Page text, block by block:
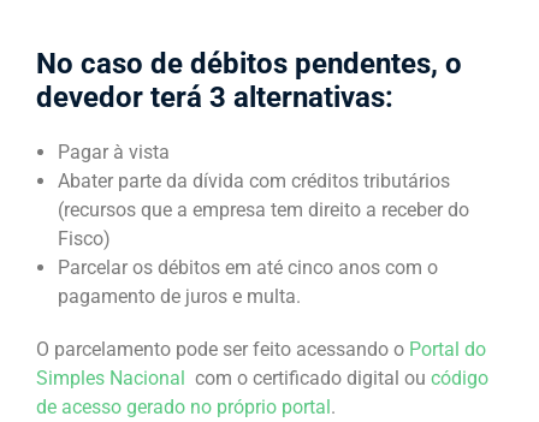
No caso de débitos pendentes, o
devedor terá 3 alternativas:
Pagar à vista
Abater parte da dívida com créditos tributários
(recursos que a empresa tem direito a receber do
Fisco)
Parcelar os débitos em até cinco anos com o
pagamento de juros e multa.
O parcelamento pode ser feito acessando o Portal do
Simples Nacional com o certificado digital ou código
de acesso gerado no próprio portal.